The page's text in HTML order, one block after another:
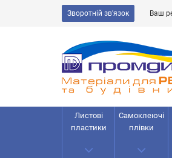
Зворотній зв'язок Ваш
Листові
пластики
Самоклеючі
плівки